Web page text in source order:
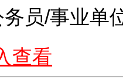
员/事业单
查看